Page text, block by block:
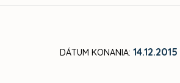
DÁTUM KONANIA: 14.12.2015